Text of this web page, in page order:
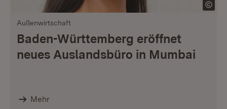
Außenwirtschaft
Baden-Württemberg eröffnet
neues Auslandsbüro in Mumbai
Mehr